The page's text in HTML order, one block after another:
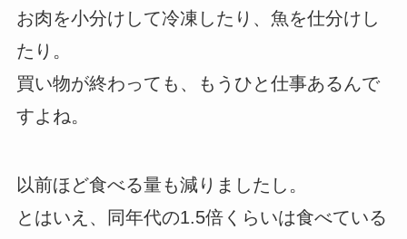
お肉を小分けして冷凍したり、魚を仕分けし
たり。
買い物が終わっても、もうひと仕事あるんで
すよね。
以前ほど食べる量も減りましたし。
とはいえ、同年代の1.5倍くらいは食べている